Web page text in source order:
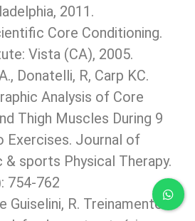
2011.
Core Conditioning.
Vista (CA), 2005.
Donatelli, R, Carp KC.
Analysis of Core
Thigh Muscles During 9
Exercises. Journal of
& sports Physical Therapy.
754-762
Guiselini, R. Treinamento